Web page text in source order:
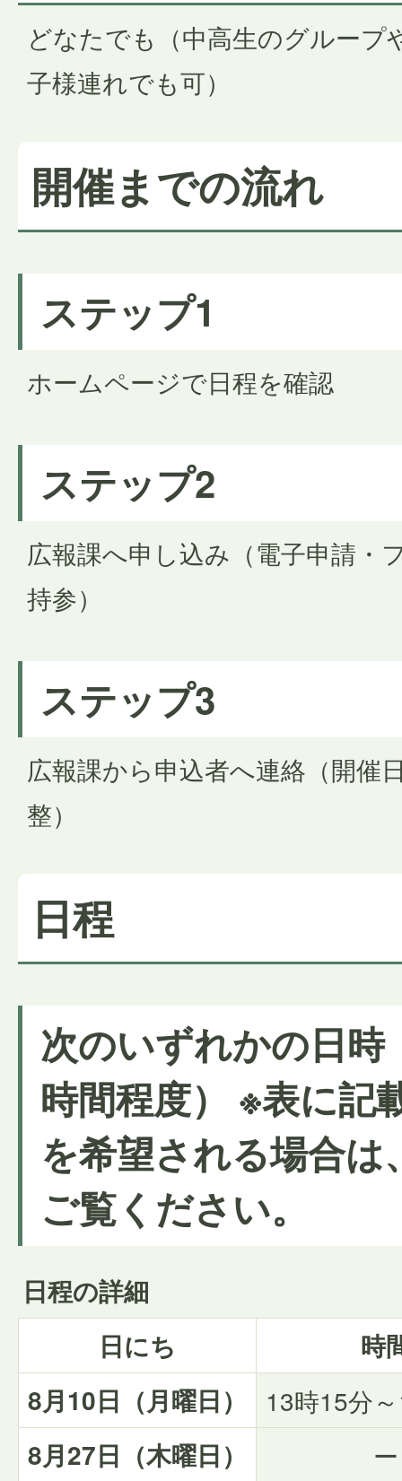
どなたでも（中高生のグループ
子様連れでも可）
開催までの流れ
ステップ1
ホームページで日程を確認
ステップ2
広報課へ申し込み（電子申請・
持参）
ステップ3
広報課から申込者へ連絡（開催
整）
日程
次のいずれかの日時
時間程度） ※表に記
を希望される場合は
ご覧ください。
日程の詳細
日にち
時
8月10日（月曜日）
13時15分
8月27日（木曜日）
ー